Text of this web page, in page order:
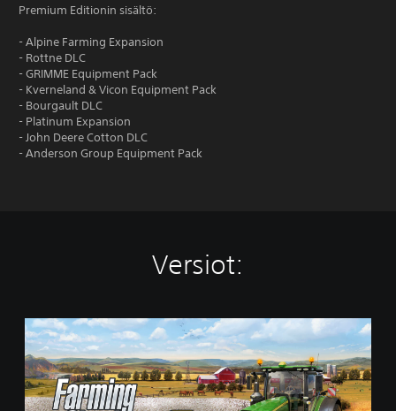
Premium Editionin sisältö:
- Alpine Farming Expansion
- Rottne DLC
- GRIMME Equipment Pack
- Kverneland & Vicon Equipment Pack
- Bourgault DLC
- Platinum Expansion
- John Deere Cotton DLC
- Anderson Group Equipment Pack
Versiot:
S
t
a
n
d